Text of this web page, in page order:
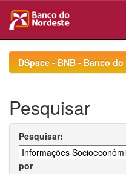
navigationDSpace - BNB - Banco
Pesquisar
Pesquisar:
por